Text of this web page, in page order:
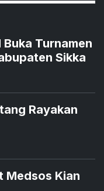
Buka Turnamen
Sikka
Rayakan
Kian